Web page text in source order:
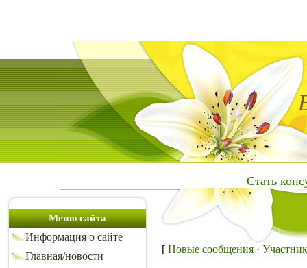
Стать
Меню сайта
Информация о сайте
Главная/новости
[ Новые сообщения ·